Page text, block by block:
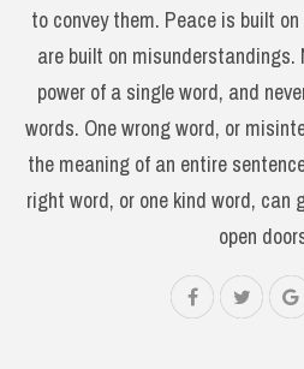
to convey them. Peace is built
are built on
power of a single word, and
words. One wrong word, or
the meaning of an entire
right word, or one kind word, can
open